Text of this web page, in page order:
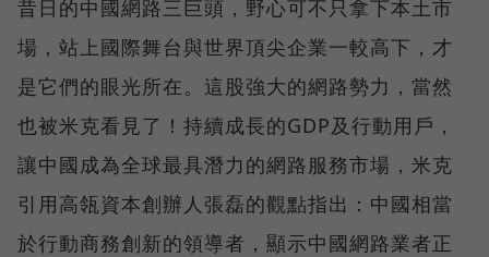
昔日的中國網路三巨頭，野心可不只拿下本土市
場，站上國際舞台與世界頂尖企業一較高下，才
是它們的眼光所在。這股強大的網路勢力，當然
也被米克看見了！持續成長的GDP及行動用戶，
讓中國成為全球最具潛力的網路服務市場，米克
引用高瓴資本創辦人張磊的觀點指出：中國相當
於行動商務創新的領導者，顯示中國網路業者正